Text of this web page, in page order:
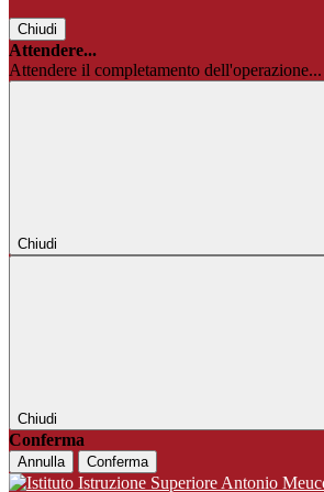
Chiudi
Attendere...
Attendere il completamento dell'operazione...
Chiudi
Chiudi
Conferma
Annulla Conferma